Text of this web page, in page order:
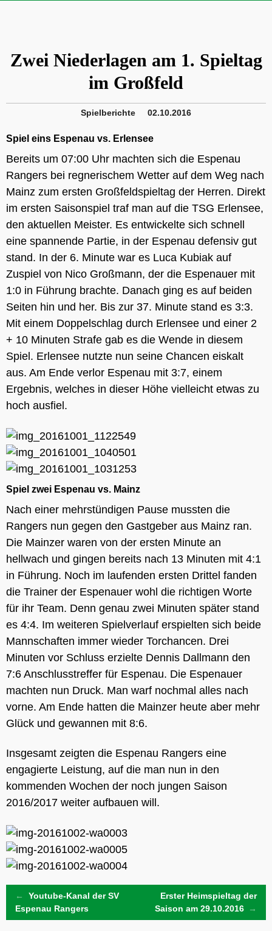
Zwei Niederlagen am 1. Spieltag
im Großfeld
Spielberichte 02.10.2016
Spiel eins Espenau vs. Erlensee
Bereits um 07:00 Uhr machten sich die Espenau
Rangers bei regnerischem Wetter auf dem Weg nach
Mainz zum ersten Großfeldspieltag der Herren. Direkt
im ersten Saisonspiel traf man auf die TSG Erlensee,
den aktuellen Meister. Es entwickelte sich schnell
eine spannende Partie, in der Espenau defensiv gut
stand. In der 6. Minute war es Luca Kubiak auf
Zuspiel von Nico Großmann, der die Espenauer mit
1:0 in Führung brachte. Danach ging es auf beiden
Seiten hin und her. Bis zur 37. Minute stand es 3:3.
Mit einem Doppelschlag durch Erlensee und einer 2
+ 10 Minuten Strafe gab es die Wende in diesem
Spiel. Erlensee nutzte nun seine Chancen eiskalt
aus. Am Ende verlor Espenau mit 3:7, einem
Ergebnis, welches in dieser Höhe vielleicht etwas zu
hoch ausfiel.
Spiel zwei Espenau vs. Mainz
Nach einer mehrstündigen Pause mussten die
Rangers nun gegen den Gastgeber aus Mainz ran.
Die Mainzer waren von der ersten Minute an
hellwach und gingen bereits nach 13 Minuten mit 4:1
in Führung. Noch im laufenden ersten Drittel fanden
die Trainer der Espenauer wohl die richtigen Worte
für ihr Team. Denn genau zwei Minuten später stand
es 4:4. Im weiteren Spielverlauf erspielten sich beide
Mannschaften immer wieder Torchancen. Drei
Minuten vor Schluss erzielte Dennis Dallmann den
7:6 Anschlusstreffer für Espenau. Die Espenauer
machten nun Druck. Man warf nochmal alles nach
vorne. Am Ende hatten die Mainzer heute aber mehr
Glück und gewannen mit 8:6.
Insgesamt zeigten die Espenau Rangers eine
engagierte Leistung, auf die man nun in den
kommenden Wochen der noch jungen Saison
2016/2017 weiter aufbauen will.
Post
←
Youtube-Kanal der SV
Espenau Rangers
Erster Heimspieltag der
Saison am 29.10.2016
→